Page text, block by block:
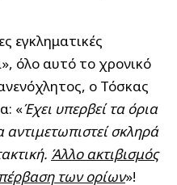
εγκληματικές
όλο αυτό το χρονικό
ο Τόσκας
«Έχει υπερβεί τα όρια
σκληρά
Άλλο ακτιβισμός
των ορίων»!